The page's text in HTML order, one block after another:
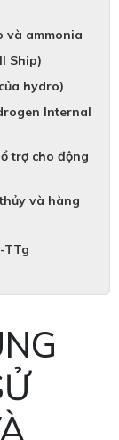
và ammonia
Ship)
hydro)
Internal
trợ cho động
và hàng
TTg